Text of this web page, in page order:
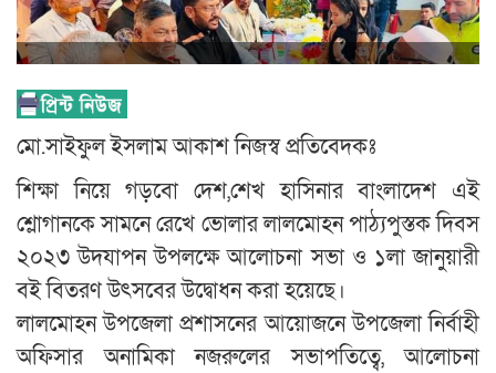
মো.সাইফুল ইসলাম আকাশ নিজস্ব প্রতিবেদকঃ
শিক্ষা নিয়ে গড়বো দেশ,শেখ হাসিনার বাংলাদেশ এই
শ্লোগানকে সামনে রেখে ভোলার লালমোহন পাঠ্যপুস্তক দিবস
২০২৩ উদযাপন উপলক্ষে আলোচনা সভা ও ১লা জানুয়ারী
বই বিতরণ উৎসবের উদ্বোধন করা হয়েছে।
লালমোহন উপজেলা প্রশাসনের আয়োজনে উপজেলা নির্বাহী
অফিসার অনামিকা নজরুলের সভাপতিত্বে, আলোচনা